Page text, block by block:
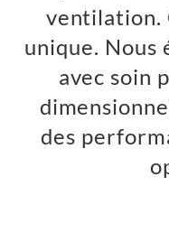
ventilation.
unique.
avec soin
des